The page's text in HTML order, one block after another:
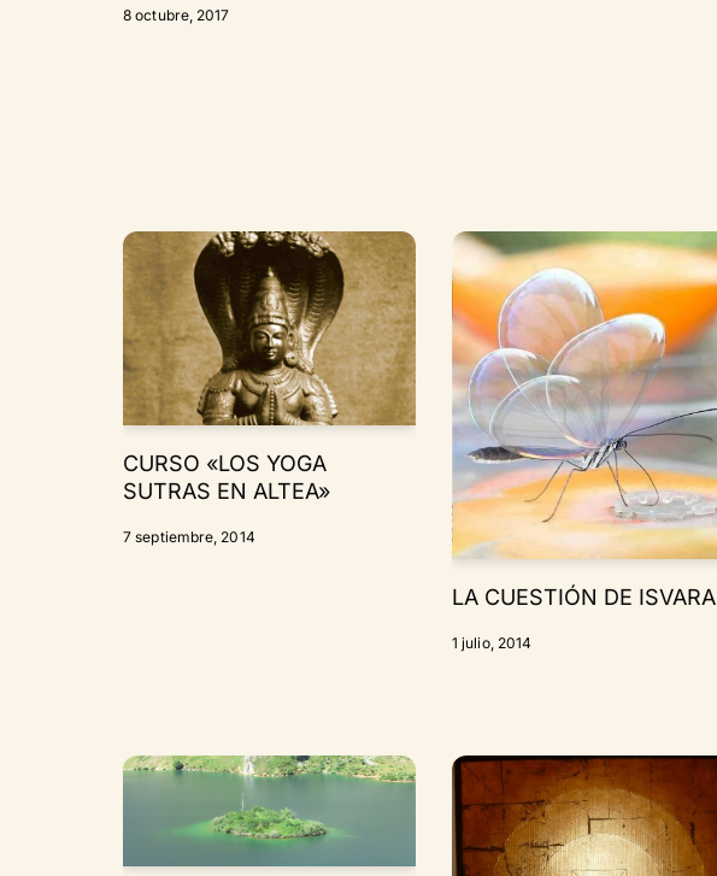
8 octubre, 2017
CURSO «LOS YOGA
SUTRAS EN ALTEA»
7 septiembre, 2014
LA CUESTIÓN DE ISVARA
1 julio, 2014